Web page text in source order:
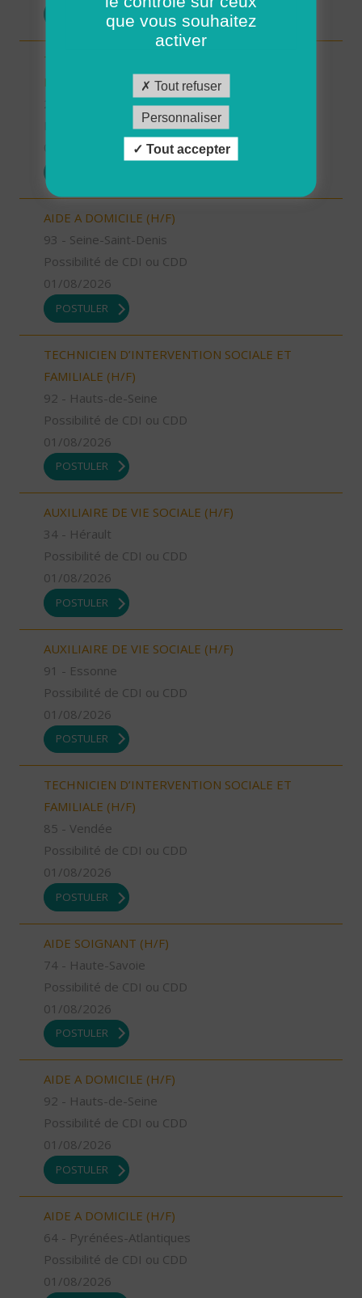
TECHNICIEN D’INTERVENTION SOCIALE ET
FAMILIALE (H/F)
Possibilité de CDI ou CDD
AIDE A DOMICILE (H/F)
93 - Seine-Saint-Denis
Possibilité de CDI ou CDD
01/08/2026
POSTULER
TECHNICIEN D’INTERVENTION SOCIALE ET
FAMILIALE (H/F)
92 - Hauts-de-Seine
Possibilité de CDI ou CDD
01/08/2026
POSTULER
AUXILIAIRE DE VIE SOCIALE (H/F)
34 - Hérault
Possibilité de CDI ou CDD
01/08/2026
POSTULER
AUXILIAIRE DE VIE SOCIALE (H/F)
91 - Essonne
Possibilité de CDI ou CDD
01/08/2026
POSTULER
TECHNICIEN D’INTERVENTION SOCIALE ET
FAMILIALE (H/F)
85 - Vendée
Possibilité de CDI ou CDD
01/08/2026
POSTULER
AIDE SOIGNANT (H/F)
74 - Haute-Savoie
Possibilité de CDI ou CDD
01/08/2026
POSTULER
AIDE A DOMICILE (H/F)
92 - Hauts-de-Seine
Possibilité de CDI ou CDD
01/08/2026
POSTULER
AIDE A DOMICILE (H/F)
64 - Pyrénées-Atlantiques
Possibilité de CDI ou CDD
01/08/2026
que vous souhaitez
activer
Tout refuser
Personnaliser
Tout accepter